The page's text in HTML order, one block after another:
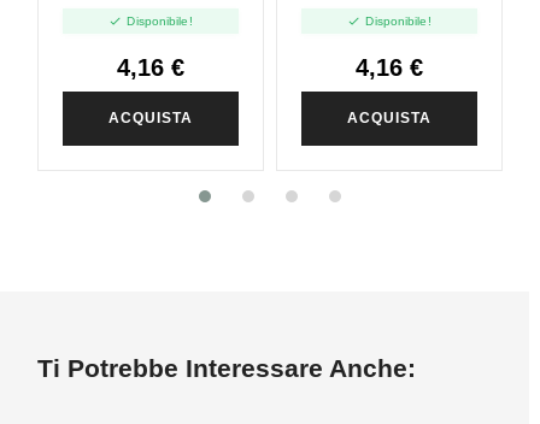
 Disponibile!
4,16 €
ACQUISTA
 Disponibile!
4,16 €
ACQUISTA
Ti Potrebbe Interessare Anche: